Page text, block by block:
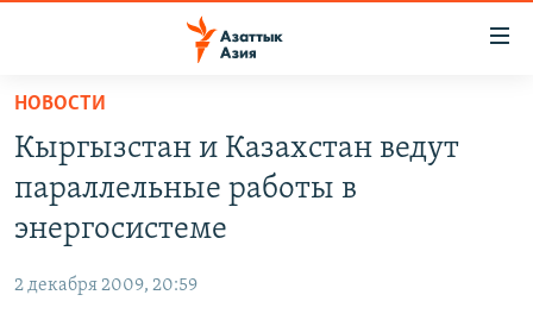
Вернуться
основному
содержанию
Вернутся
главной
навигации
КАЗАХСТАН
ТАДЖИКИСТАН
НОВОСТИ
ВОЙНА В УКРАИНЕ
ҚАЗАҚША
НОВОСТИ
Кыргызстан и Казахстан ведут
параллельные работы в
энергосистеме
2 декабря 2009, 20:59